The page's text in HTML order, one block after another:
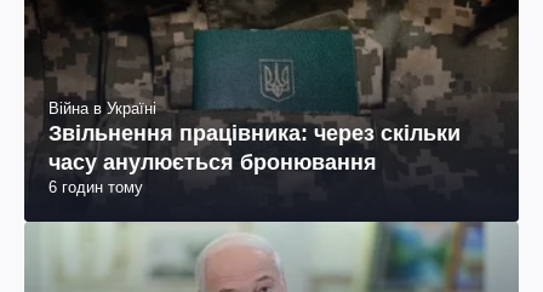
Війна в Україні
Звільнення працівника: через скільки
часу анулюється бронювання
6 годин тому